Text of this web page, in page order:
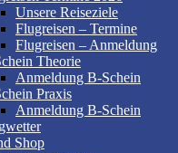
Unsere Reiseziele
Flugreisen – Termine
Flugreisen – Anmeldung
Theorie
Anmeldung B-Schein
Praxis
Anmeldung B-Schein
Shop